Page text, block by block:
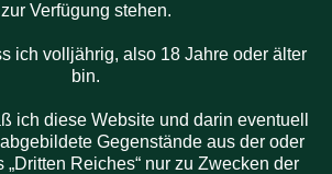
Nächste
Auktion
21. November
2026
zur Verfügung stehen.
ich volljährig, also 18 Jahre oder älter
bin.
ich diese Website und darin eventuell
Gegenstände aus der oder
„Dritten Reiches“ nur zu Zwecken der